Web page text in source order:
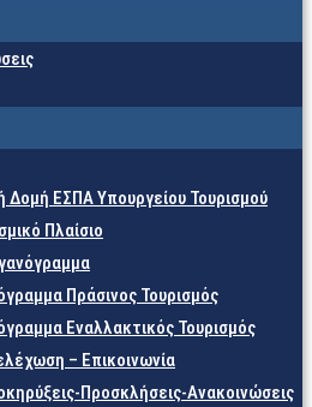
Δομή ΕΣΠΑ Υπουργείου Τουρισμού
Πλαίσιο
Πράσινος Τουρισμός
Εναλλακτικός Τουρισμός
– Επικοινωνία
Προσκλήσεις-Ανακοινώσεις